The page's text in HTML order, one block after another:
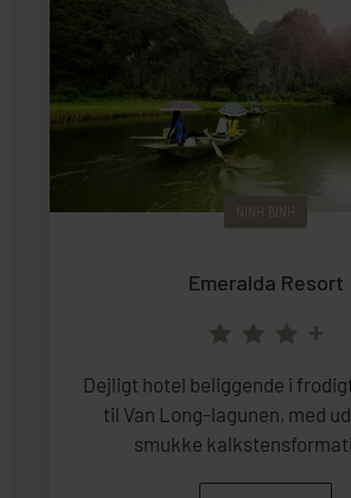
NINH BINH
Emeralda Resort
+
Dejligt hotel beliggende i
til Van Long-lagunen, med
smukke